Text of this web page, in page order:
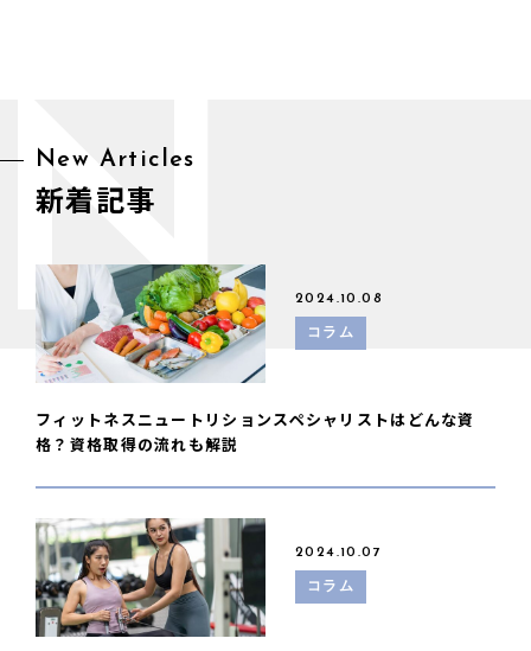
New Articles
新着記事
2024.10.08
コラム
フィットネスニュートリションスペシャリストはどんな資
格？資格取得の流れも解説
2024.10.07
コラム